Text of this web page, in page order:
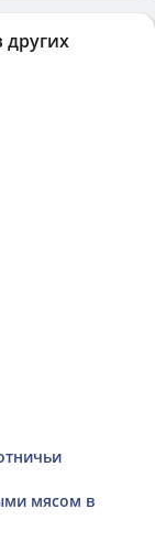
других
мясом в